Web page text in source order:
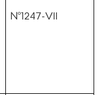
№1247-VII